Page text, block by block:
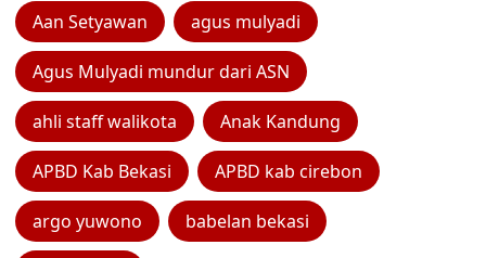
Aan Setyawan agus mulyadi
Agus Mulyadi mundur dari ASN
ahli staff walikota Anak Kandung
APBD Kab Bekasi APBD kab cirebon
argo yuwono babelan bekasi